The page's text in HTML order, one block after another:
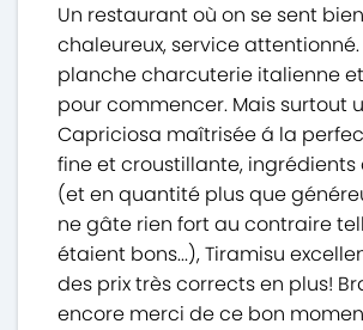
Un restaurant où on se sent
chaleureux, service attentionné.
planche charcuterie italienne
pour commencer. Mais surtout
Capriciosa maîtrisée á la
fine et croustillante,
(et en quantité plus que
ne gâte rien fort au contraire
étaient bons...), Tiramisu
des prix très corrects en plus!
encore merci de ce bon